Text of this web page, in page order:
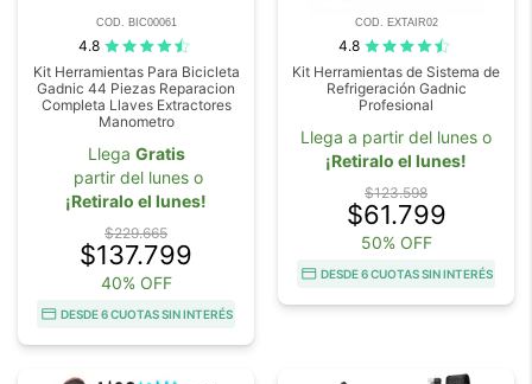
COD. BIC00061
4.8
Kit Herramientas Para Bicicleta
Gadnic 44 Piezas Reparacion
Completa Llaves Extractores
Manometro
Llega Gratis
partir del lunes o
¡Retiralo el lunes!
$229.665
$137.799
40% OFF
DESDE 6 CUOTAS SIN INTERÉS
COD. EXTAIR02
4.8
Kit Herramientas de Sistema de
Refrigeración Gadnic
Profesional
Llega a partir del lunes o
¡Retiralo el lunes!
$123.598
$61.799
50% OFF
DESDE 6 CUOTAS SIN INTERÉS